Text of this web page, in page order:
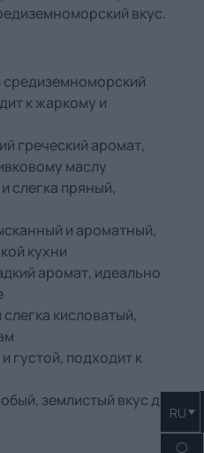
RU
вкус.
к жаркому и
греческий аромат,
маслу
слегка пряный,
и ароматный,
кухни
аромат, идеально
кисловатый,
густой, подходит к
землистый вкус для